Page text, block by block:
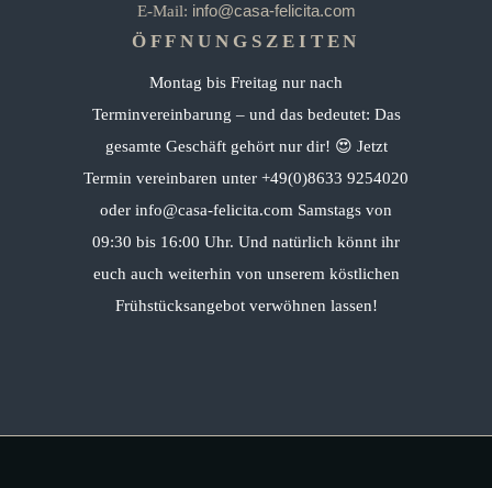
E-Mail: info@casa-felicita.com
ÖFFNUNGSZEITEN
Montag bis Freitag nur nach
Terminvereinbarung – und das bedeutet: Das
gesamte Geschäft gehört nur dir! 😍 Jetzt
Termin vereinbaren unter +49(0)8633 9254020
oder info@casa-felicita.com Samstags von
09:30 bis 16:00 Uhr. Und natürlich könnt ihr
euch auch weiterhin von unserem köstlichen
Frühstücksangebot verwöhnen lassen!